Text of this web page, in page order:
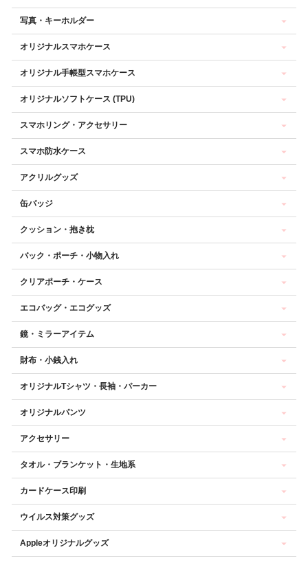
写真・キーホルダー
オリジナルスマホケース
オリジナル手帳型スマホケース
オリジナルソフトケース (TPU)
スマホリング・アクセサリー
スマホ防水ケース
アクリルグッズ
缶バッジ
クッション・抱き枕
バック・ポーチ・小物入れ
クリアポーチ・ケース
エコバッグ・エコグッズ
鏡・ミラーアイテム
財布・小銭入れ
オリジナルTシャツ・長袖・パーカー
オリジナルパンツ
アクセサリー
タオル・ブランケット・生地系
カードケース印刷
ウイルス対策グッズ
Appleオリジナルグッズ